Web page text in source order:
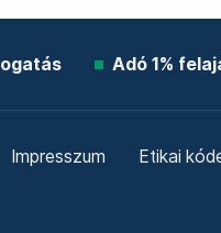
Adó 1%
Impresszum Etikai